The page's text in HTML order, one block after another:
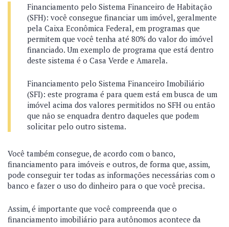
Financiamento pelo Sistema Financeiro de Habitação
(SFH): você consegue financiar um imóvel, geralmente
pela Caixa Econômica Federal, em programas que
permitem que você tenha até 80% do valor do imóvel
financiado. Um exemplo de programa que está dentro
deste sistema é o Casa Verde e Amarela.
Financiamento pelo Sistema Financeiro Imobiliário
(SFI): este programa é para quem está em busca de um
imóvel acima dos valores permitidos no SFH ou então
que não se enquadra dentro daqueles que podem
solicitar pelo outro sistema.
Você também consegue, de acordo com o banco,
financiamento para imóveis e outros, de forma que, assim,
pode conseguir ter todas as informações necessárias com o
banco e fazer o uso do dinheiro para o que você precisa.
Assim, é importante que você compreenda que o
financiamento imobiliário para autônomos acontece da